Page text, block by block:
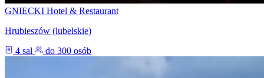
GNIECKI Hotel & Restaurant
Hrubieszów (lubelskie)
4 sal
do 300 osób